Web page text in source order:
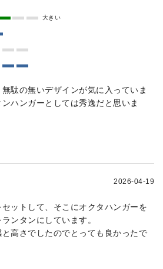
大きい
駄の無いデザインが気に入っていま
ハンガーとしては秀逸だと思いま
2026-04-19
ットして、そこにオクタハンガーを
ンタンにしています。
高さでしたのでとっても良かったで